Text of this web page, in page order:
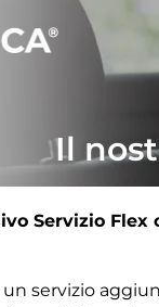
Il
Servizio
un servizio